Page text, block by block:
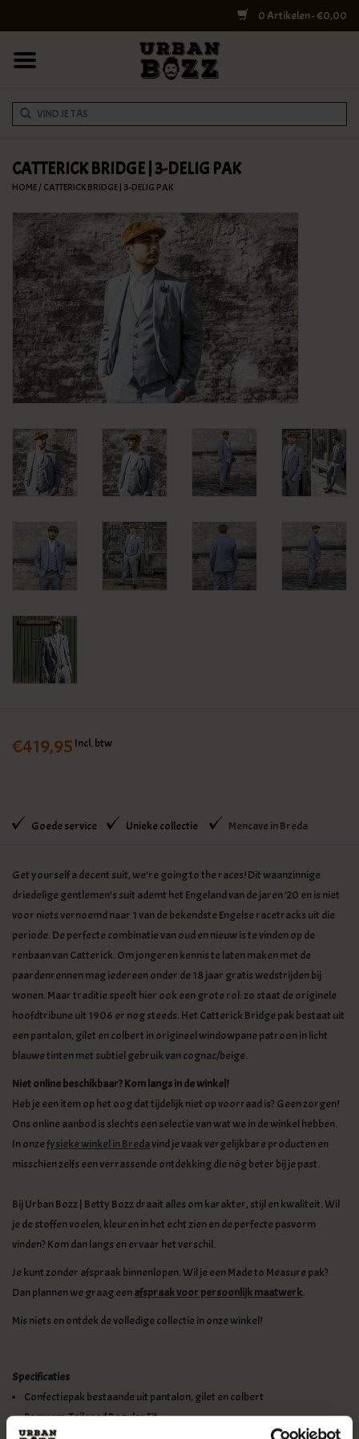
0 Artikelen - €0,00
COLLEGE BAGS
RUGZAKKEN
SHELBY BROTHERS
REISTASSEN
DOKTERSTASSEN
KLEDING
SPECIALS
SALE
CATTERICK BRIDGE | 3-DELIG PAK
HOME/CATTERICK BRIDGE | 3-DELIG PAK
€419,95 Incl. btw
Goede service Unieke collectie Mencave in Breda
Get yourself a decent suit, we’re going to the races! Dit waanzinnige
driedelige gentlemen’s suit ademt het Engeland van de jaren ’20 en is niet
voor niets vernoemd naar 1 van de bekendste Engelse racetracks uit die
periode. De perfecte combinatie van oud en nieuw is te vinden op de
renbaan van Catterick. Om jongeren kennis te laten maken met de
paardenrennen mag iedereen onder de 18 jaar gratis wedstrijden bij
wonen. Maar traditie speelt hier ook een grote rol: zo staat de originele
hoofdtribune uit 1906 er nog steeds. Het Catterick Bridge pak bestaat uit
een pantalon, gilet en colbert in origineel windowpane patroon in licht
blauwe tinten met subtiel gebruik van cognac/beige.
Niet online beschikbaar?Kom langs in de winkel!
Heb je een item op het oog dat tijdelijk niet op voorraad is? Geen zorgen!
Ons online aanbod is slechts een selectie van wat we in de winkel hebben.
In onzefysieke winkel in Bredavind je vaak vergelijkbare producten en
misschien zelfs een verrassende ontdekking die nóg beter bij je past.
Bij Urban Bozz | Betty Bozz draait alles om karakter, stijl en kwaliteit. Wil
je de stoffen voelen, kleuren in het echt zien en de perfecte pasvorm
vinden? Kom dan langs en ervaar het verschil.
Je kunt zonder afspraak binnenlopen. Wil je een Made to Measure pak?
Dan plannen we graag eenafspraak voor persoonlijk maatwerk.
Mis niets en ontdek de volledige collectie in onze winkel!
Specificaties
Confectiepak bestaande uit pantalon, gilet en colbert
Pasvorm: Tailored Regular Fit